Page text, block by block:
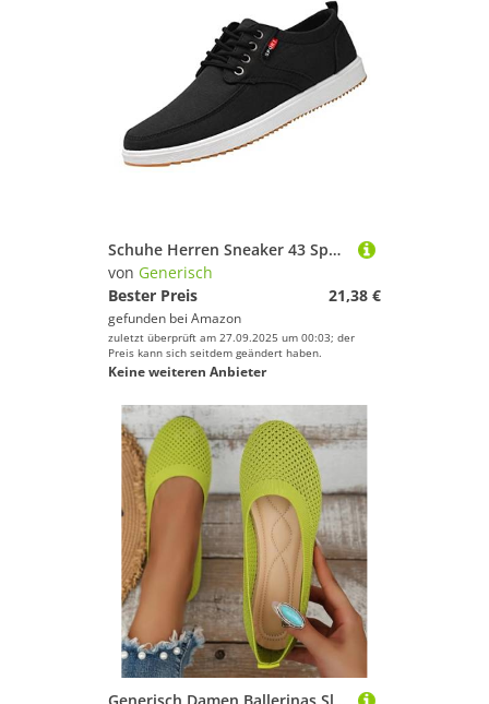
Schuhe Herren Sneaker 43 Sportlich Breiter Fuss Elegant Sneaker Sportschuhe Atmungsaktive Leicht Schuhe Freizeitschuhe Sommer Laufschuhe Turnschuhe
von Generisch
Bester Preis
21,38 €
gefunden bei Amazon
zuletzt überprüft am 27.09.2025 um 00:03; der
Preis kann sich seitdem geändert haben.
Keine weiteren Anbieter